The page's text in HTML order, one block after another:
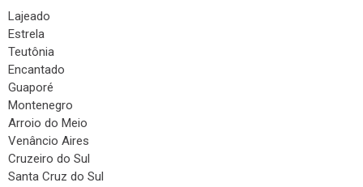
Volantes
Capotas
Despachante
Vistorias
Surdinas
Bombas Injetoras
Lajeado
Estrela
Teutônia
Encantado
Guaporé
Montenegro
Arroio do Meio
Venâncio Aires
Cruzeiro do Sul
Santa Cruz do Sul